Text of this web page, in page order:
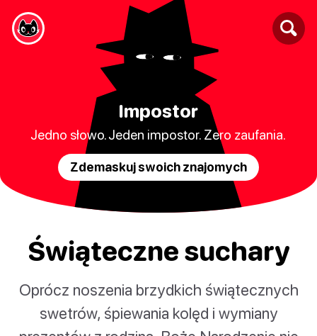
Impostor
Jedno słowo. Jeden impostor. Zero zaufania.
Zdemaskuj swoich znajomych
Świąteczne suchary
Oprócz noszenia brzydkich świątecznych
swetrów, śpiewania kolęd i wymiany